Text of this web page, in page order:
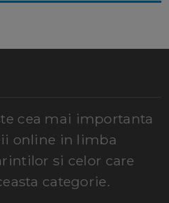
cea mai importanta
online in limba
si celor care
categorie.